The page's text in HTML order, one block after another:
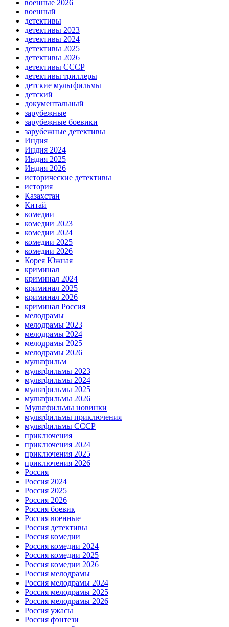
военные 2026
военный
детективы
детективы 2023
детективы 2024
детективы 2025
детективы 2026
детективы СССР
детективы триллеры
детские мультфильмы
детский
документальный
зарубежные
зарубежные боевики
зарубежные детективы
Индия
Индия 2024
Индия 2025
Индия 2026
исторические детективы
история
Казахстан
Китай
комедии
комедии 2023
комедии 2024
комедии 2025
комедии 2026
Корея Южная
криминал
криминал 2024
криминал 2025
криминал 2026
криминал Россия
мелодрамы
мелодрамы 2023
мелодрамы 2024
мелодрамы 2025
мелодрамы 2026
мультфильм
мультфильмы 2023
мультфильмы 2024
мультфильмы 2025
мультфильмы 2026
Мультфильмы новинки
мультфильмы приключения
мультфильмы СССР
приключения
приключения 2024
приключения 2025
приключения 2026
Россия
Россия 2024
Россия 2025
Россия 2026
Россия боевик
Россия военные
Россия детективы
Россия комедии
Россия комедии 2024
Россия комедии 2025
Россия комедии 2026
Россия мелодрамы
Россия мелодрамы 2024
Россия мелодрамы 2025
Россия мелодрамы 2026
Россия ужасы
Россия фэнтези